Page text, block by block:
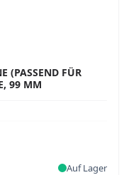
(PASSEND FÜR
99 MM
Auf Lager